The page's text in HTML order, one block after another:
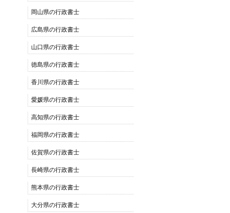
岡山県の行政書士
広島県の行政書士
山口県の行政書士
徳島県の行政書士
香川県の行政書士
愛媛県の行政書士
高知県の行政書士
福岡県の行政書士
佐賀県の行政書士
長崎県の行政書士
熊本県の行政書士
大分県の行政書士